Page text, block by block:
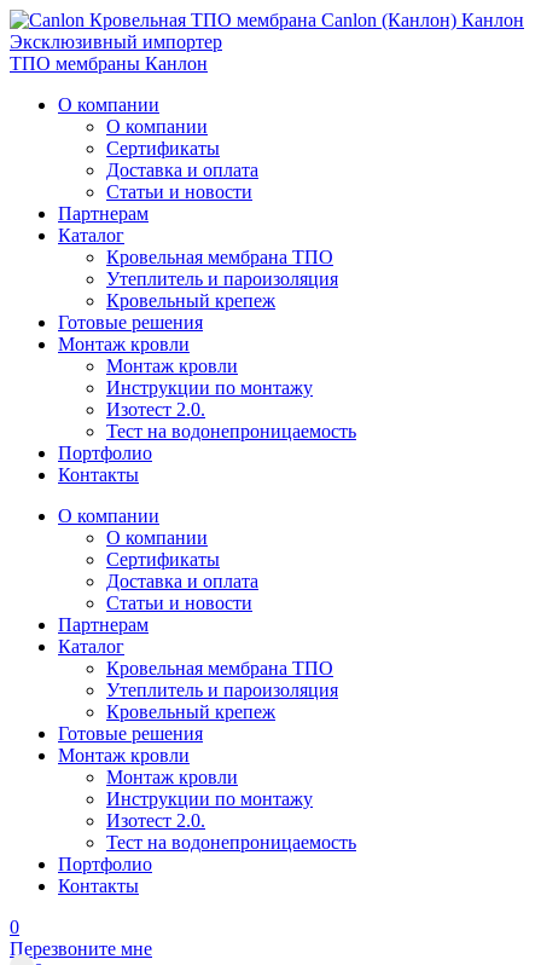
Канлон
Эксклюзивный импортер
ТПО мембраны Канлон
О компании
О компании
Сертификаты
Доставка и оплата
Статьи и новости
Партнерам
Каталог
Кровельная мембрана ТПО
Утеплитель и пароизоляция
Кровельный крепеж
Готовые решения
Монтаж кровли
Монтаж кровли
Инструкции по монтажу
Изотест 2.0.
Тест на водонепроницаемость
Портфолио
Контакты
О компании
О компании
Сертификаты
Доставка и оплата
Статьи и новости
Партнерам
Каталог
Кровельная мембрана ТПО
Утеплитель и пароизоляция
Кровельный крепеж
Готовые решения
Монтаж кровли
Монтаж кровли
Инструкции по монтажу
Изотест 2.0.
Тест на водонепроницаемость
Портфолио
Контакты
0
Перезвоните мне